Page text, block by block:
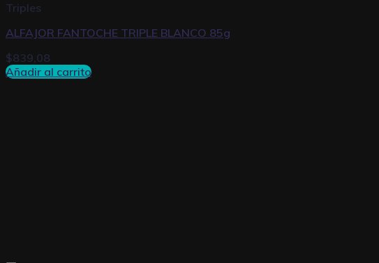
Triples
ALFAJOR FANTOCHE TRIPLE BLANCO 85g
$839,08
Añadir al carrito